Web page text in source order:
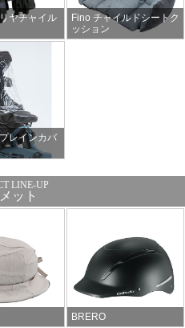
ヤチャイル
Fino チャイルドシートク
ッション
レインカバ
ット
BRERO